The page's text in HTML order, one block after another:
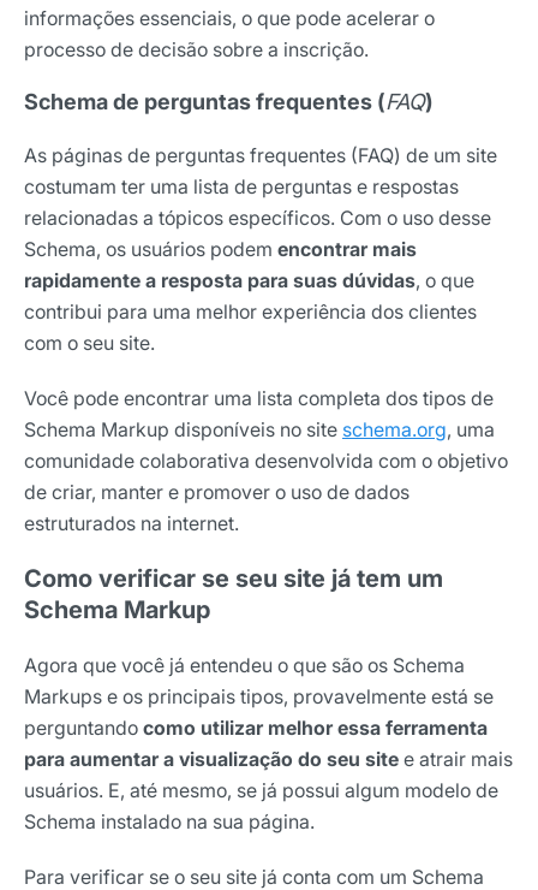
informações essenciais, o que pode acelerar o
processo de decisão sobre a inscrição.
Schema de perguntas frequentes (FAQ)
As páginas de perguntas frequentes (FAQ) de um site
costumam ter uma lista de perguntas e respostas
relacionadas a tópicos específicos. Com o uso desse
Schema, os usuários podem encontrar mais
rapidamente a resposta para suas dúvidas, o que
contribui para uma melhor experiência dos clientes
com o seu site.
Você pode encontrar uma lista completa dos tipos de
Schema Markup disponíveis no site schema.org, uma
comunidade colaborativa desenvolvida com o objetivo
de criar, manter e promover o uso de dados
estruturados na internet.
Como verificar se seu site já tem um
Schema Markup
Agora que você já entendeu o que são os Schema
Markups e os principais tipos, provavelmente está se
perguntando como utilizar melhor essa ferramenta
para aumentar a visualização do seu site e atrair mais
usuários. E, até mesmo, se já possui algum modelo de
Schema instalado na sua página.
Para verificar se o seu site já conta com um Schema